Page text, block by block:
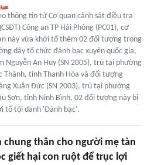
thông tin từ Cơ quan cảnh sát điều tra
Công an TP Hải Phòng (PC01), cơ
này vừa khởi tố thêm 02 đối tượng trong
dây tổ chức đánh bạc xuyên quốc gia,
Nguyễn An Huy (SN 2005), trú tại phường
Thành, tỉnh Thanh Hóa và đối tượng
Xuân Đức (SN 2003), trú tại phường
Sơn, tỉnh Ninh Bình, 02 đối tượng này bị
tố tội danh 'Đánh bạc'.
chung thân cho người mẹ tàn
giết hại con ruột để trục lợi